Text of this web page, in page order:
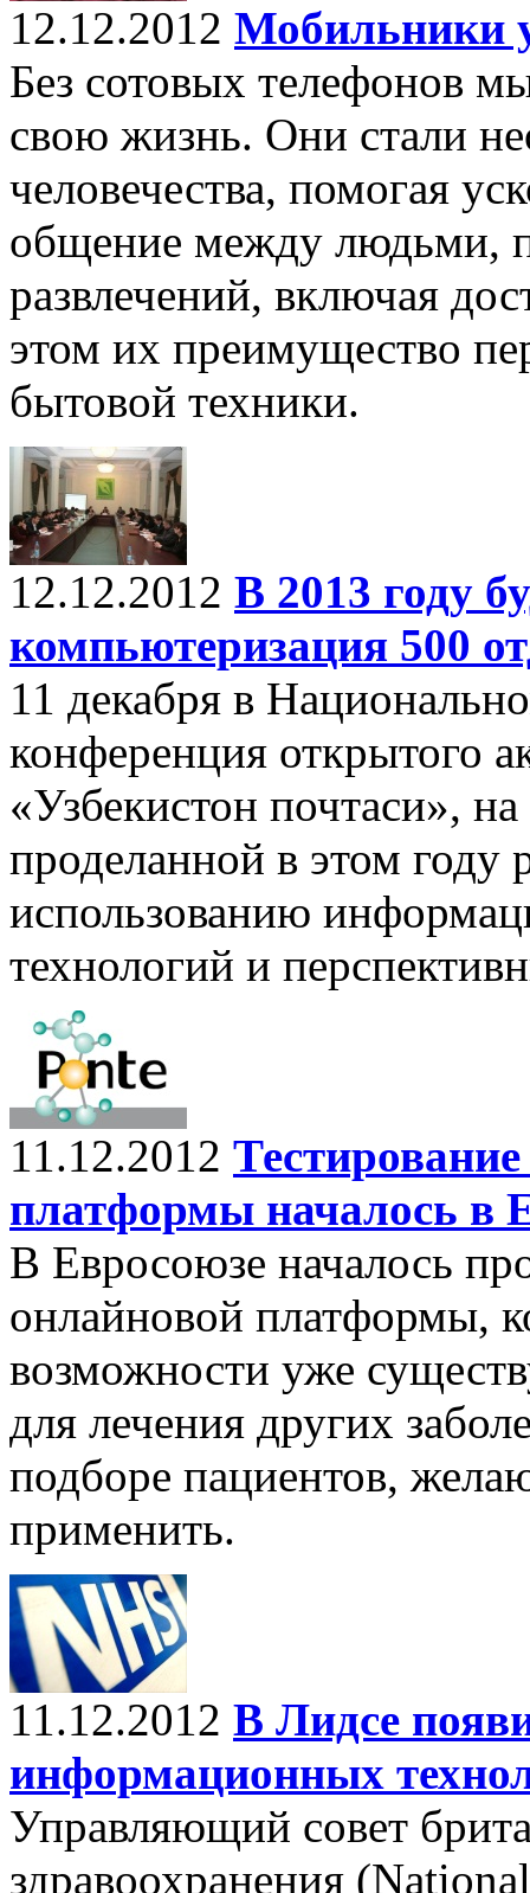
12.12.2012 Мобильники
Без сотовых телефонов
свою жизнь. Они стали
человечества, помогая
общение между людьми,
развлечений, включая
этом их преимущество
бытовой техники.
12.12.2012 В 2013 году
компьютеризация 500
11 декабря в
конференция открытого
«Узбекистон почтаси»,
проделанной в этом году
использованию
технологий и
11.12.2012
платформы началось в
В Евросоюзе началось
онлайновой платформы,
возможности уже
для лечения других
подборе пациентов,
применить.
11.12.2012 В Лидсе
информационных
Управляющий совет
здравоохранения